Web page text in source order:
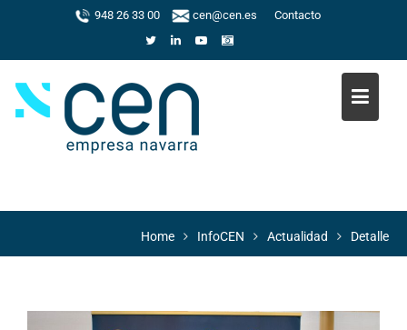
948 26 33 00 cen@cen.es Contacto
Home InfoCEN Actualidad Detalle